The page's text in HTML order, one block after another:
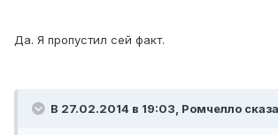
Да. Я пропустил сей факт.
В 27.02.2014 в 19:03, Ромчелло